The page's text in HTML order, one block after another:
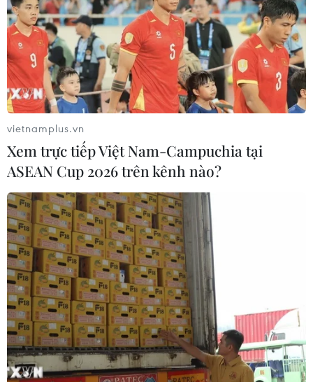
cao nhất kể từ năm 1973, cho thấy rõ tình trạng thiếu lao
động trầm trọng khi dân số bị già hóa.
Nhật tăng cường quản lý lao động nước
ngoài trong lĩnh vực xây dựng
30/03/2019 03:08
Lĩnh vực xây dựng tại Nhật Bản được cho đang thiếu
lao động trầm trọng, làm phát sinh và gia tăng tình
vietnamplus.vn
Xem trực tiếp Việt Nam-Campuchia tại
ASEAN Cup 2026 trên kênh nào?